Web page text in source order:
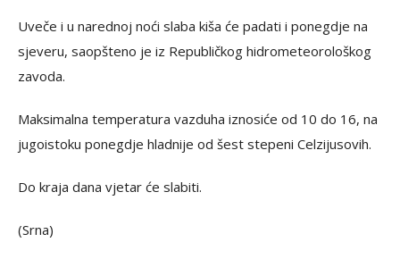
Uveče i u narednoj noći slaba kiša će padati i ponegdje na
sjeveru, saopšteno je iz Republičkog hidrometeorološkog
zavoda.
Maksimalna temperatura vazduha iznosiće od 10 do 16, na
jugoistoku ponegdje hladnije od šest stepeni Celzijusovih.
Do kraja dana vjetar će slabiti.
(Srna)